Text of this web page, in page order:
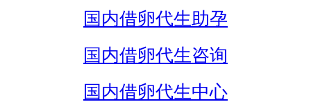
国内借卵代生助孕
国内借卵代生咨询
国内借卵代生中心